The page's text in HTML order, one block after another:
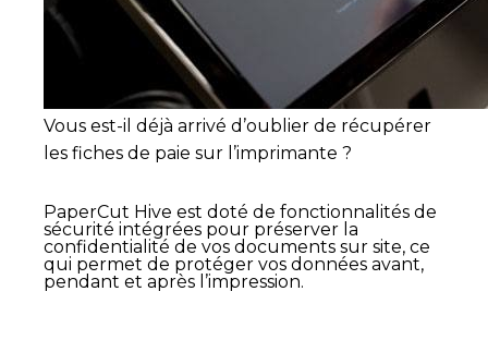
Vous est-il déjà arrivé d’oublier de récupérer
les fiches de paie sur l’imprimante ?
PaperCut Hive est doté de fonctionnalités de
sécurité intégrées pour préserver la
confidentialité de vos documents sur site, ce
qui permet de protéger vos données avant,
pendant et après l’impression.